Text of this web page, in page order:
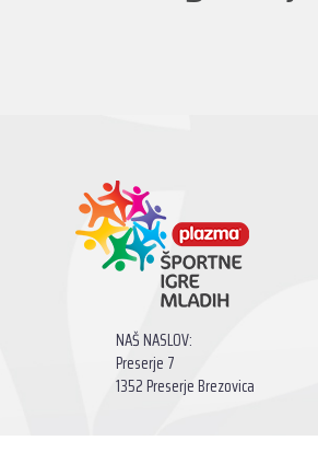
NAŠ NASLOV:
Preserje 7
1352 Preserje Brezovica